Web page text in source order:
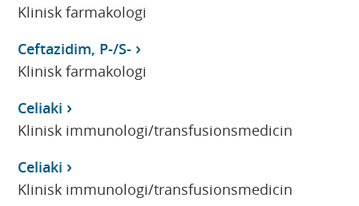
Klinisk farmakologi
Ceftazidim, P-/S-
Klinisk farmakologi
Celiaki
Klinisk immunologi/transfusionsmedicin
Celiaki
Klinisk immunologi/transfusionsmedicin